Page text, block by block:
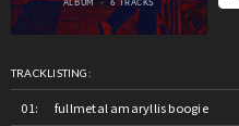
TRACKLISTING:
fullmetal amaryllis boogie